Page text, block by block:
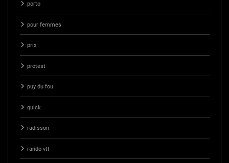
porto
pour femmes
prix
protest
puy du fou
quick
radisson
rando vtt